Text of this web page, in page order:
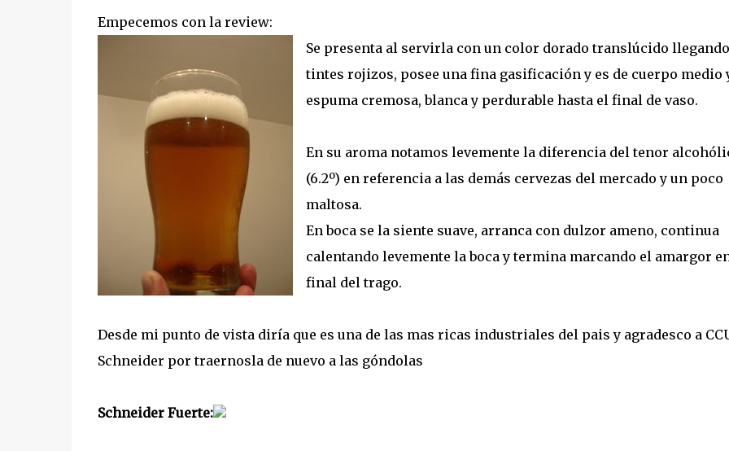
Empecemos con la review:
Se presenta al servirla con un color dorado translúcido
tintes rojizos, posee una fina gasificación y es de cuerpo medio
espuma cremosa, blanca y perdurable hasta el final de vaso.
En su aroma notamos levemente la diferencia del tenor
(6.2º) en referencia a las demás cervezas del mercado y un poco
maltosa.
En boca se la siente suave, arranca con dulzor ameno, continua
calentando levemente la boca y termina marcando el amargor
final del trago.
Desde mi punto de vista diría que es una de las mas ricas industriales del pais y agradesco a
Schneider por traernosla de nuevo a las góndolas
Schneider Fuerte: